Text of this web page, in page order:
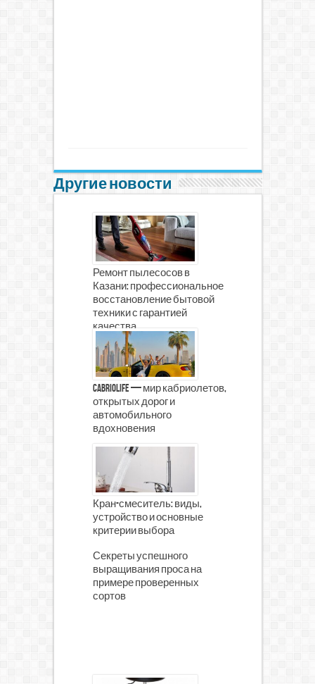
Другие новости
Ремонт пылесосов в
Казани: профессиональное
восстановление бытовой
техники с гарантией
качества
CabrioLife — мир кабриолетов,
открытых дорог и
автомобильного
вдохновения
Кран-смеситель: виды,
устройство и основные
критерии выбора
Секреты успешного
выращивания проса на
примере проверенных
сортов